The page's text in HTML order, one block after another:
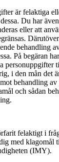
är felaktiga
Du har
eller att
behandling
På begäran
personuppgifter
i den mån det
behandling
och sådan
felaktigt i
med klagomål
(IMY).